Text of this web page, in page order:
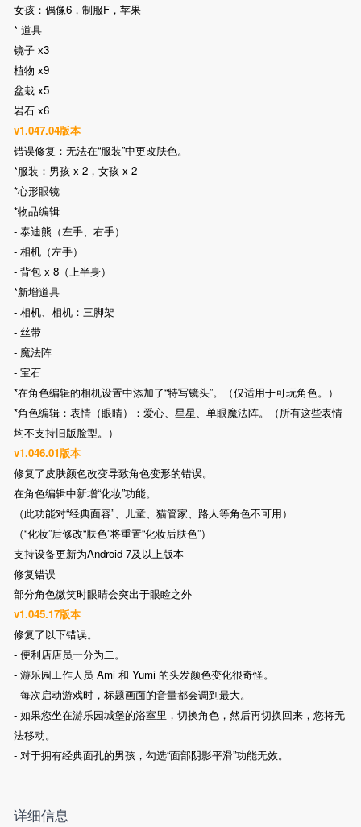
女孩：偶像6，制服F，苹果
* 道具
镜子 x3
植物 x9
盆栽 x5
岩石 x6
v1.047.04版本
错误修复：无法在“服装”中更改肤色。
*服装：男孩 x 2，女孩 x 2
*心形眼镜
*物品编辑
- 泰迪熊（左手、右手）
- 相机（左手）
- 背包 x 8（上半身）
*新增道具
- 相机、相机：三脚架
- 丝带
- 魔法阵
- 宝石
*在角色编辑的相机设置中添加了“特写镜头”。（仅适用于可玩角色。）
*角色编辑：表情（眼睛）：爱心、星星、单眼魔法阵。（所有这些表情
均不支持旧版脸型。）
v1.046.01版本
修复了皮肤颜色改变导致角色变形的错误。
在角色编辑中新增“化妆”功能。
（此功能对“经典面容”、儿童、猫管家、路人等角色不可用）
（“化妆”后修改“肤色”将重置“化妆后肤色”）
支持设备更新为Android 7及以上版本
修复错误
部分角色微笑时眼睛会突出于眼睑之外
v1.045.17版本
修复了以下错误。
- 便利店店员一分为二。
- 游乐园工作人员 Ami 和 Yumi 的头发颜色变化很奇怪。
- 每次启动游戏时，标题画面的音量都会调到最大。
- 如果您坐在游乐园城堡的浴室里，切换角色，然后再切换回来，您将无
法移动。
- 对于拥有经典面孔的男孩，勾选“面部阴影平滑”功能无效。
详细信息